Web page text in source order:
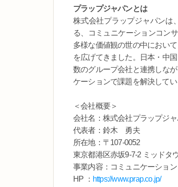
プラップジャパンとは
株式会社プラップジャパンは
る、コミュニケーションコン
多様な価値観の世の中におい
を広げてきました。日本・中
数のグループ会社と連携しな
ケーションで課題を解決してい
＜会社概要＞
会社名：株式会社プラップジ
代表者：鈴⽊ 勇夫
所在地：〒107-0052
東京都港区赤坂9-7-2 ミッドタ
事業内容：コミュニケーショ
HP ： https://www.prap.co.jp/